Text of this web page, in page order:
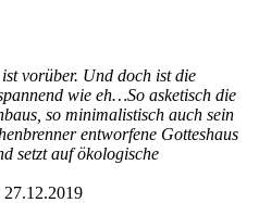
vorüber. Und doch ist die
wie eh…So asketisch die
so minimalistisch auch sein
entworfene Gotteshaus
setzt auf ökologische